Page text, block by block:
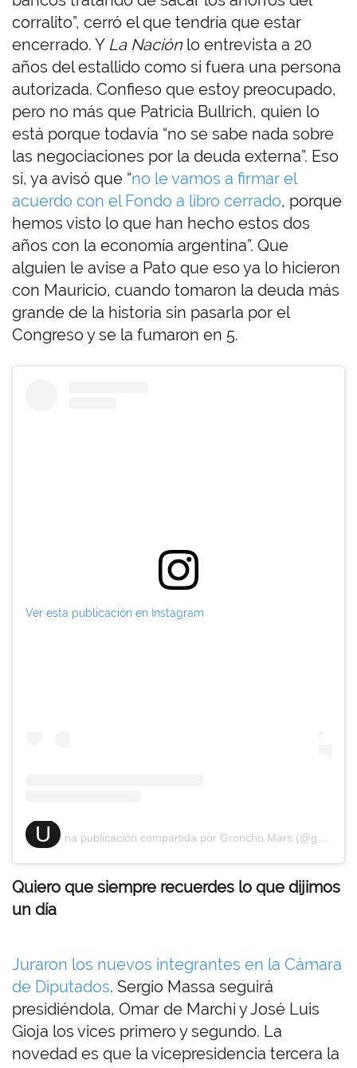
corralito”, cerró el que tendría que estar
encerrado. Y La Nación lo entrevista a 20
años del estallido como si fuera una persona
autorizada. Confieso que estoy preocupado,
pero no más que Patricia Bullrich, quien lo
está porque todavía “no se sabe nada sobre
las negociaciones por la deuda externa”. Eso
sí, ya avisó que “no le vamos a firmar el
acuerdo con el Fondo a libro cerrado, porque
hemos visto lo que han hecho estos dos
años con la economía argentina”. Que
alguien le avise a Pato que eso ya lo hicieron
con Mauricio, cuando tomaron la deuda más
grande de la historia sin pasarla por el
Congreso y se la fumaron en 5.
Ver esta publicación en Instagram
U na publicación compartida por Groncho Mars (@groncho_mars)
Quiero que siempre recuerdes lo que dijimos
un día
Juraron los nuevos integrantes en la Cámara
de Diputados. Sergio Massa seguirá
presidiéndola, Omar de Marchi y José Luis
Gioja los vices primero y segundo. La
novedad es que la vicepresidencia tercera la